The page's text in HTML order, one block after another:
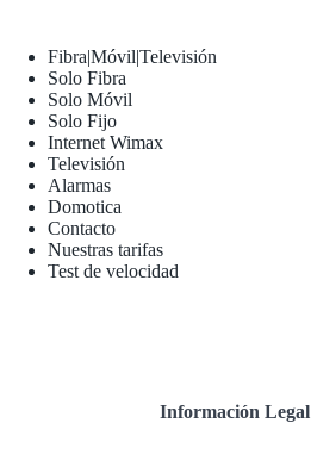
Fibra|Móvil|Televisión
Solo Fibra
Solo Móvil
Solo Fijo
Internet Wimax
Televisión
Alarmas
Domotica
Contacto
Nuestras tarifas
Test de velocidad
Información Legal